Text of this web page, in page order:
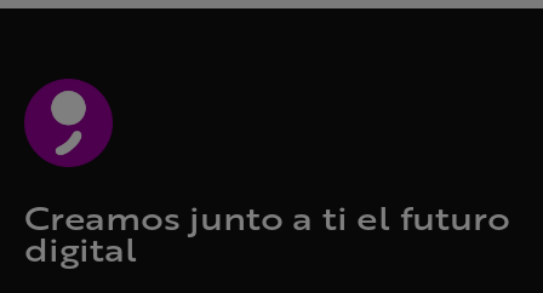
Creamos junto a ti el futuro
digital